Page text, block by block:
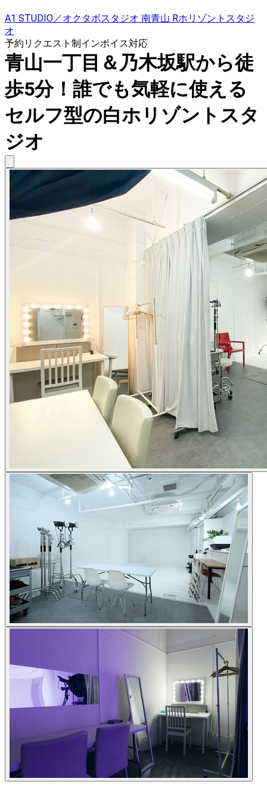
A1 STUDIO／オクタボスタジオ 南青山 Rホリゾントスタジ
オ
予約リクエスト制インボイス対応
青山一丁目＆乃木坂駅から徒
歩5分！誰でも気軽に使える
セルフ型の白ホリゾントスタ
ジオ